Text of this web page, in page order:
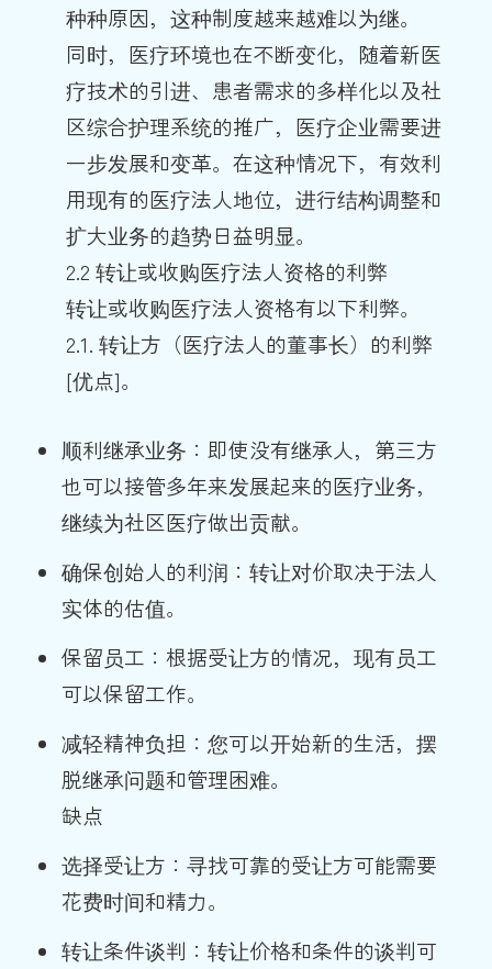
种种原因，这种制度越来越难以为继。
同时，医疗环境也在不断变化，随着新医
疗技术的引进、患者需求的多样化以及社
区综合护理系统的推广，医疗企业需要进
一步发展和变革。在这种情况下，有效利
用现有的医疗法人地位，进行结构调整和
扩大业务的趋势日益明显。
2.2 转让或收购医疗法人资格的利弊
转让或收购医疗法人资格有以下利弊。
2.1. 转让方（医疗法人的董事长）的利弊
[优点]。
顺利继承业务：即使没有继承人，第三方
也可以接管多年来发展起来的医疗业务，
继续为社区医疗做出贡献。
确保创始人的利润：转让对价取决于法人
实体的估值。
保留员工：根据受让方的情况，现有员工
可以保留工作。
减轻精神负担：您可以开始新的生活，摆
脱继承问题和管理困难。
缺点
选择受让方：寻找可靠的受让方可能需要
花费时间和精力。
转让条件谈判：转让价格和条件的谈判可